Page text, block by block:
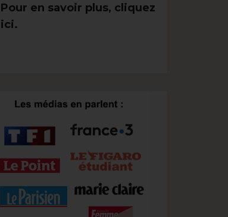
Pour en savoir plus, cliquez
ici.